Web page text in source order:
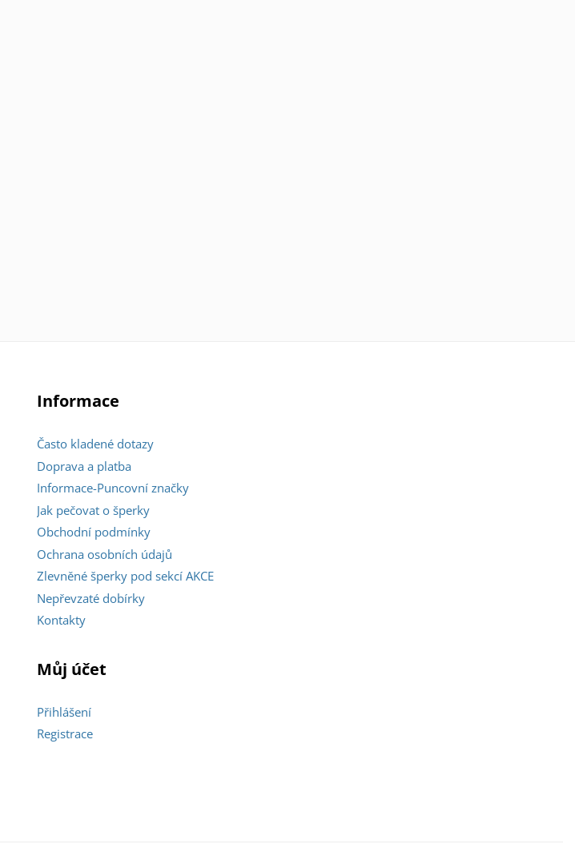
Informace
Často kladené dotazy
Doprava a platba
Informace-Puncovní značky
Jak pečovat o šperky
Obchodní podmínky
Ochrana osobních údajů
Zlevněné šperky pod sekcí AKCE
Nepřevzaté dobírky
Kontakty
Můj účet
Přihlášení
Registrace